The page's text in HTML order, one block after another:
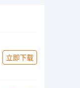
立即下载